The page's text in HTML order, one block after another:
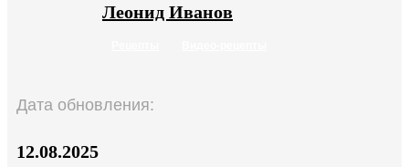
Леонид Иванов
Дата обновления:
12.08.2025